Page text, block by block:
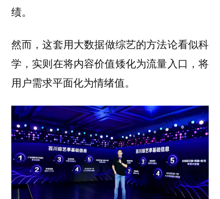
绩。
然而，这套用大数据做综艺的方法论看似科
学，实则在将内容价值矮化为流量入口，将
用户需求平面化为情绪值。